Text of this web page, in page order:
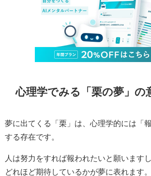
心理学でみる「栗の夢」の
夢に出てくる「栗」は、心理学的には「
する存在です。
人は努力をすれば報われたいと願います
どれほど期待しているかが夢に表れます。